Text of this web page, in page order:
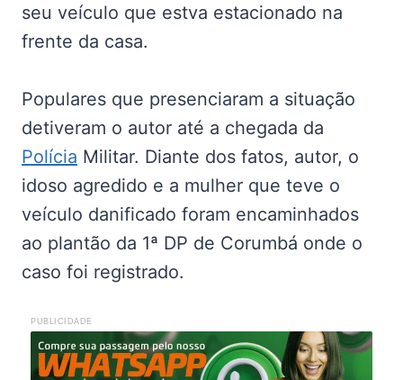
seu veículo que estva estacionado na
frente da casa.
Populares que presenciaram a situação
detiveram o autor até a chegada da
Polícia Militar. Diante dos fatos, autor, o
idoso agredido e a mulher que teve o
veículo danificado foram encaminhados
ao plantão da 1ª DP de Corumbá onde o
caso foi registrado.
PUBLICIDADE